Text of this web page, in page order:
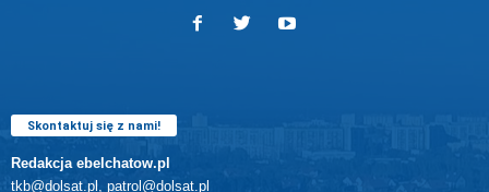
Skontaktuj się z nami!
Redakcja ebelchatow.pl
tkb@dolsat.pl, patrol@dolsat.pl